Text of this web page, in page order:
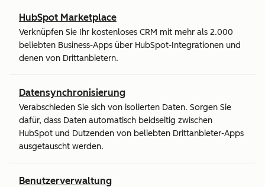
HubSpot Marketplace
Verknüpfen Sie Ihr kostenloses CRM mit mehr als 2.000
beliebten Business-Apps über HubSpot-Integrationen und
denen von Drittanbietern.
Datensynchronisierung
Verabschieden Sie sich von isolierten Daten. Sorgen Sie
dafür, dass Daten automatisch beidseitig zwischen
HubSpot und Dutzenden von beliebten Drittanbieter-Apps
ausgetauscht werden.
Benutzerverwaltung